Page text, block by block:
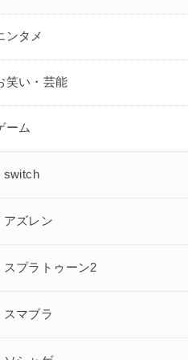
ンタメ
笑い・芸能
ーム
switch
アズレン
スプラトゥーン2
スマブラ